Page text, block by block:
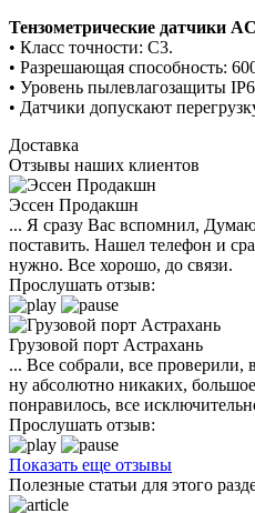
Тензометрические датчики
• Класс точности: C3.
• Разрешающая способность:
• Уровень пылевлагозащиты
• Датчики допускают
Доставка
Отзывы наших клиентов
Эссен Продакшн
... Я сразу Вас вспомнил,
поставить. Нашел телефон и
нужно. Все хорошо, до связи.
Прослушать отзыв:
Грузовой порт Астрахань
... Все собрали, все проверили,
ну абсолютно никаких,
понравилось, все
Прослушать отзыв:
Показать еще отзывы
Полезные статьи для этого